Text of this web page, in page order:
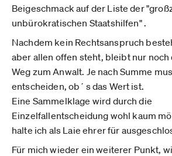
Beigeschmack auf der Liste der
unbürokratischen Staatshilfen" .
Nachdem kein Rechtsanspruch
aber allen offen steht, bleibt nur noch
Weg zum Anwalt. Je nach Summe
entscheiden, ob´s das Wert ist.
Eine Sammelklage wird durch die
Einzelfallentscheidung wohl kaum
halte ich als Laie ehrer für
Für mich wieder ein weiterer Punkt,